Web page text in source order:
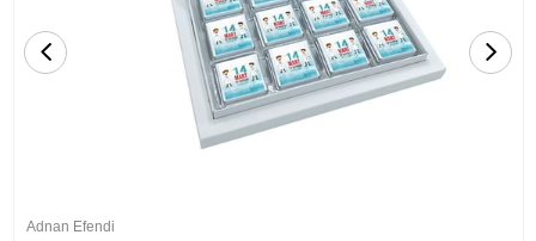
Adnan Efendi